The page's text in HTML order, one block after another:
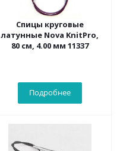
Спицы круговые
латунные Nova KnitPro,
80 см, 4.00 мм 11337
Подробнее